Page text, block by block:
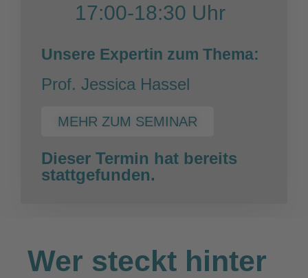
17:00-18:30 Uhr
Unsere Expertin zum Thema:
Prof. Jessica Hassel
MEHR ZUM SEMINAR
Dieser Termin hat bereits
stattgefunden.
Wer steckt hinter